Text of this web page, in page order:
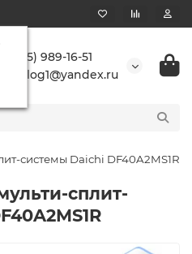
+7 (495) 989-16-51
buranlog1@yandex.ru
системы Daichi DF40A2MS1R
сплит-